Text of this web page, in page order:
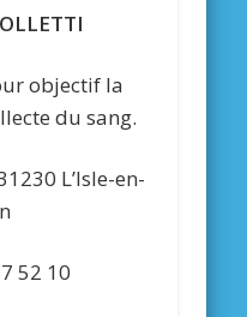
objectif la
du sang.
L’Isle-en-
52 10